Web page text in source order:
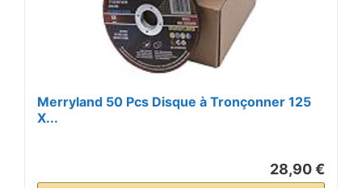
Merryland 50 Pcs Disque à Tronçonner 125
X...
28,90 €